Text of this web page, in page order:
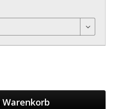
Warenkorb